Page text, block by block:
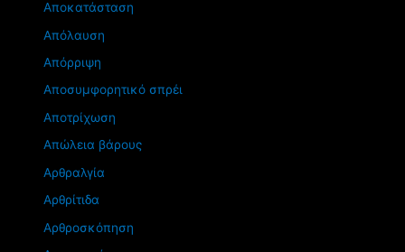
Αποκατάσταση
Απόλαυση
Απόρριψη
Αποσυμφορητικό σπρέι
Αποτρίχωση
Απώλεια βάρους
Αρθραλγία
Αρθρίτιδα
Αρθροσκόπηση